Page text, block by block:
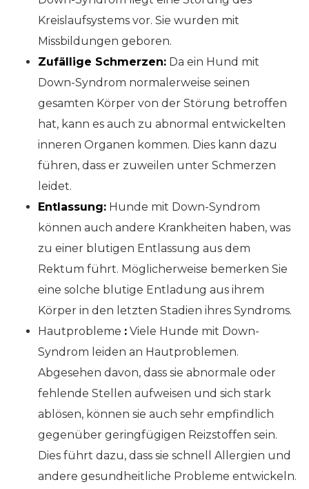
Kreislaufsystems vor. Sie wurden mit
Missbildungen geboren.
Zufällige Schmerzen: Da ein Hund mit
Down-Syndrom normalerweise seinen
gesamten Körper von der Störung betroffen
hat, kann es auch zu abnormal entwickelten
inneren Organen kommen. Dies kann dazu
führen, dass er zuweilen unter Schmerzen
leidet.
Entlassung: Hunde mit Down-Syndrom
können auch andere Krankheiten haben, was
zu einer blutigen Entlassung aus dem
Rektum führt. Möglicherweise bemerken Sie
eine solche blutige Entladung aus ihrem
Körper in den letzten Stadien ihres Syndroms.
Hautprobleme : Viele Hunde mit Down-
Syndrom leiden an Hautproblemen.
Abgesehen davon, dass sie abnormale oder
fehlende Stellen aufweisen und sich stark
ablösen, können sie auch sehr empfindlich
gegenüber geringfügigen Reizstoffen sein.
Dies führt dazu, dass sie schnell Allergien und
andere gesundheitliche Probleme entwickeln.